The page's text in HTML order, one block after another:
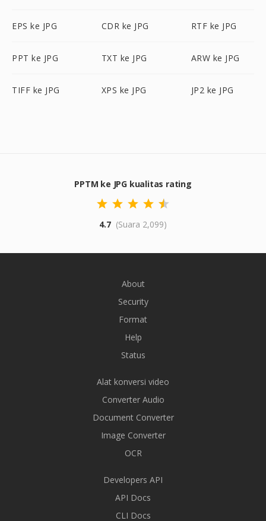
EPS ke JPG CDR ke JPG RTF ke JPG
PPT ke JPG TXT ke JPG ARW ke JPG
TIFF ke JPG XPS ke JPG JP2 ke JPG
PPTM ke JPG kualitas rating
4.7 (Suara 2,099)
About
Security
Format
Help
Status
Alat konversi video
Converter Audio
Document Converter
Image Converter
OCR
Developers API
API Docs
CLI Docs